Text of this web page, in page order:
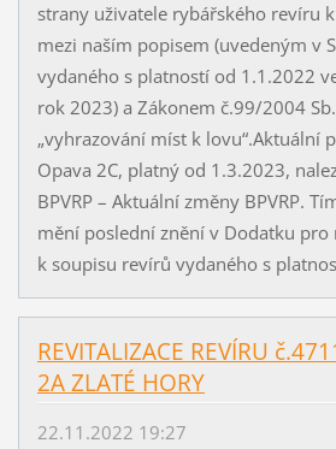
strany uživatele rybářského revíru
mezi naším popisem (uvedeným v
vydaného s platností od 1.1.2022
rok 2023) a Zákonem č.99/2004
„vyhrazování míst k lovu“.Aktuální
Opava 2C, platný od 1.3.2023,
BPVRP – Aktuální změny BPVRP.
mění poslední znění v Dodatku
k soupisu revírů vydaného s
REVITALIZACE REVÍRU
2A ZLATÉ HORY
22.11.2022 19:27